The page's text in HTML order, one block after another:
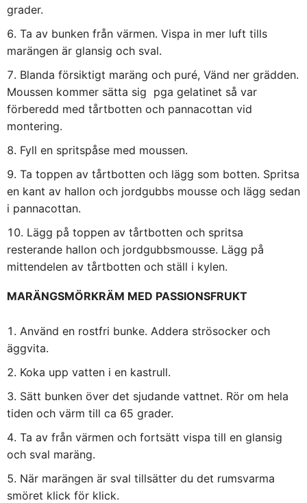
grader.
Ta av bunken från värmen. Vispa in mer luft tills
marängen är glansig och sval.
Blanda försiktigt maräng och puré, Vänd ner grädden.
Moussen kommer sätta sig pga gelatinet så var
förberedd med tårtbotten och pannacottan vid
montering.
Fyll en spritspåse med moussen.
Ta toppen av tårtbotten och lägg som botten. Spritsa
en kant av hallon och jordgubbs mousse och lägg sedan
i pannacottan.
Lägg på toppen av tårtbotten och spritsa
resterande hallon och jordgubbsmousse. Lägg på
mittendelen av tårtbotten och ställ i kylen.
MARÄNGSMÖRKRÄM MED PASSIONSFRUKT
Använd en rostfri bunke. Addera strösocker och
äggvita.
Koka upp vatten i en kastrull.
Sätt bunken över det sjudande vattnet. Rör om hela
tiden och värm till ca 65 grader.
Ta av från värmen och fortsätt vispa till en glansig
och sval maräng.
När marängen är sval tillsätter du det rumsvarma
smöret klick för klick.